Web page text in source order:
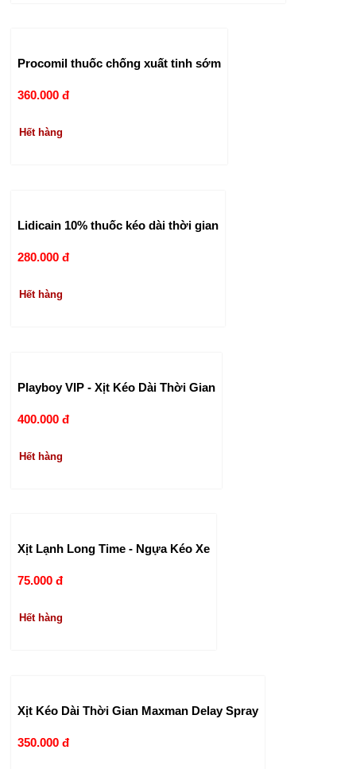
Procomil thuốc chống xuất tinh sớm
360.000 đ
Hết hàng
Lidicain 10% thuốc kéo dài thời gian
280.000 đ
Hết hàng
Playboy VIP - Xịt Kéo Dài Thời Gian
400.000 đ
Hết hàng
Xịt Lạnh Long Time - Ngựa Kéo Xe
75.000 đ
Hết hàng
Xịt Kéo Dài Thời Gian Maxman Delay Spray
350.000 đ